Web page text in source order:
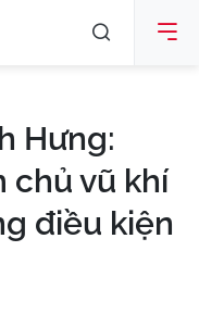
Hưng:
chủ vũ khí
điều kiện